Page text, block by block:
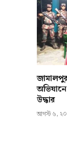
উদ্ধার
আগস্ট ৬,